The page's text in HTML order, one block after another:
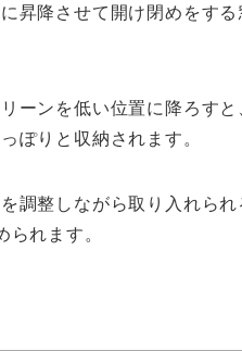
昇降させて開け閉めをする
ーンを低い位置に降ろすと
ぽりと収納されます。
調整しながら取り入れら
れます。